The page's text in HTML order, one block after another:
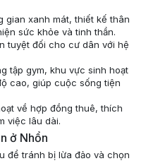
gian xanh mát, thiết kế thân
sức khỏe và tinh thần.
tuyệt đối cho cư dân với hệ
tập gym, khu vực sinh hoạt
cao, giúp cuộc sống tiện
về hợp đồng thuê, thích
việc lâu dài.
ở Nhổn
để tránh bị lừa đảo và chọn